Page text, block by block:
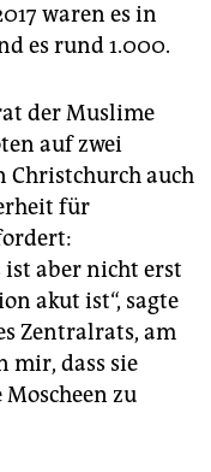
waren es in
es rund 1.000.
der Muslime
auf zwei
Christchurch auch
für
ist aber nicht erst
akut ist“, sagte
Zentralrats, am
mir, dass sie
zu